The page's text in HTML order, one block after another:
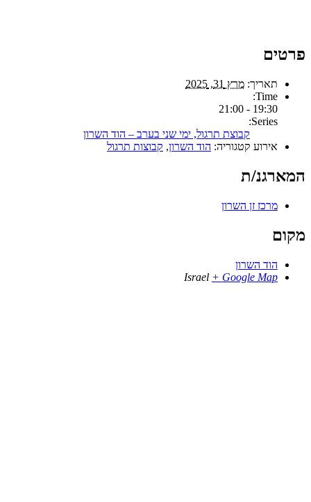
פרטים
תאריך: מרץ 31, 2025
Time:
19:30 - 21:00
Series:
קבוצת תרגול, ימי שני בערב – הוד השרון
אירוע קטגוריה: הוד השרון, קבוצות תרגול
המארגנ/ת
מרכז זן השרון
מקום
הוד השרון
Israel + Google Map